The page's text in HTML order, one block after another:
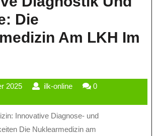
Die
Am LKH Im
202529
2025
ilk-onlineilk-
0
Die Nuklearmedizin am